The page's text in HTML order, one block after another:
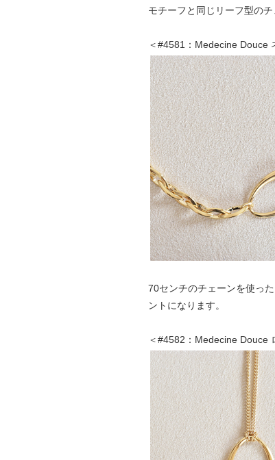
モチーフと同じリーフ型のチ
＜#4581：Medecine Douce
70センチのチェーンを使っ
ントになります。
＜#4582：Medecine Douce